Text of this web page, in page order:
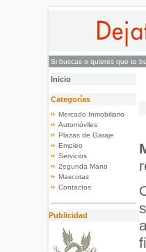
Si buscas o quieres que te
Inicio
Categorías
Mercado Inmobiliario
Automóviles
Plazas de Garaje
Empleo
Servicios
2egunda Mano
Mascotas
Contactos
Publicidad